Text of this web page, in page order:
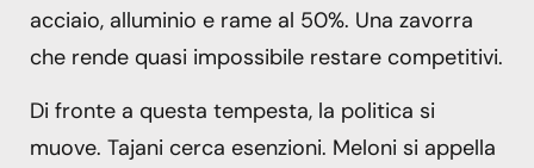
acciaio, alluminio e rame al 50%. Una zavorra
che rende quasi impossibile restare competitivi.
Di fronte a questa tempesta, la politica si
muove. Tajani cerca esenzioni. Meloni si appella